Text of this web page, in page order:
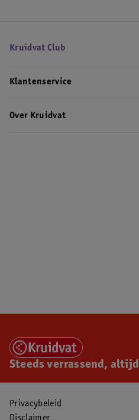
Kruidvat Club
Klantenservice
Over Kruidvat
Steeds verrassend,
Privacybeleid